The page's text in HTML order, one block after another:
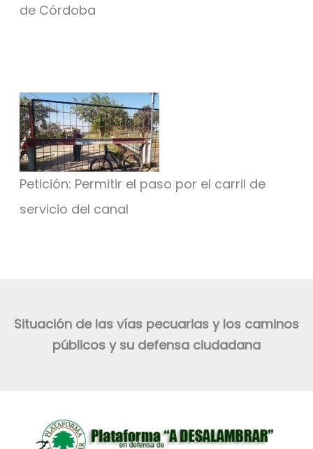
de Córdoba
Petición: Permitir el paso por el carril de
servicio del canal
Situación de las vías pecuarias y los caminos
públicos y su defensa ciudadana